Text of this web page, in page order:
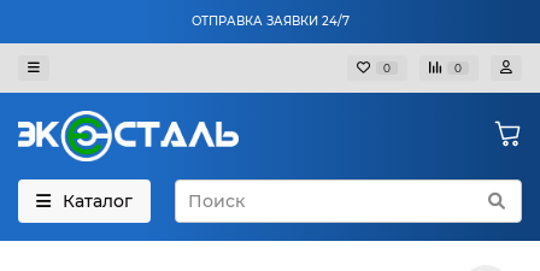
ОТПРАВКА ЗАЯВКИ 24/7
0 0
Каталог